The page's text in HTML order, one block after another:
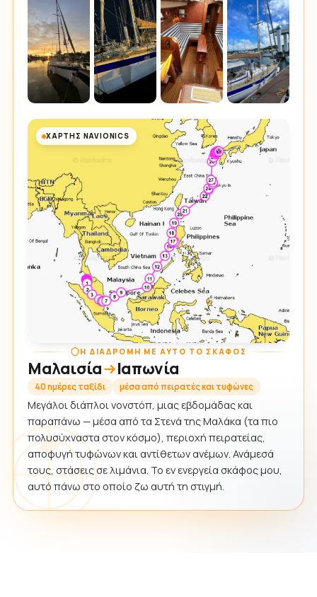
ΧΆΡΤΗΣ NAVIONICS
Η ΔΙΑΔΡΟΜΉ ΜΕ ΑΥΤΌ ΤΟ ΣΚΆΦΟΣ
Μαλαισία Ιαπωνία
40 ημέρες ταξίδι μέσα από πειρατές και τυφώνες
Μεγάλοι διάπλοι νονστόπ, μιας εβδομάδας και
παραπάνω — μέσα από τα Στενά της Μαλάκα (τα πιο
πολυσύχναστα στον κόσμο), περιοχή πειρατείας,
αποφυγή τυφώνων και αντίθετων ανέμων. Ανάμεσά
τους, στάσεις σε λιμάνια. Το εν ενεργεία σκάφος μου,
αυτό πάνω στο οποίο ζω αυτή τη στιγμή.